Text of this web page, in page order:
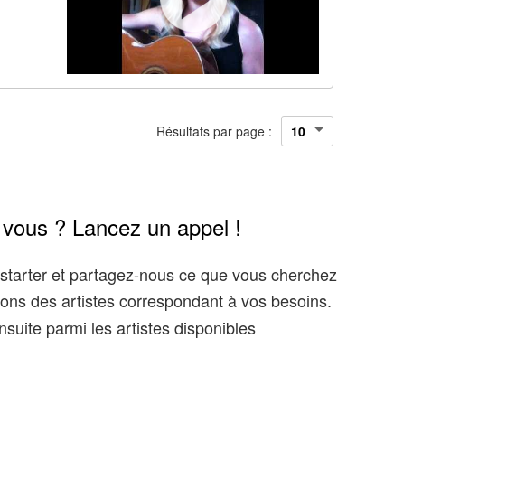
Résultats par page :
? Lancez un appel !
et partagez-nous ce que vous cherchez
des artistes correspondant à vos besoins.
parmi les artistes disponibles